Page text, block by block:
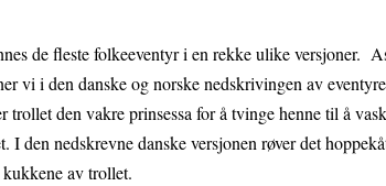
de fleste folkeeventyr i en rekke ulike versjoner.
vi i den danske og norske nedskrivingen av
den vakre prinsessa for å tvinge henne til å
den nedskrevne danske versjonen røver det
av trollet.